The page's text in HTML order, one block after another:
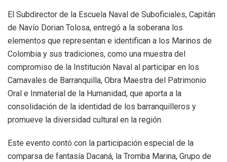
El Subdirector de la Escuela Naval de Suboficiales, Capitán
de Navío Dorian Tolosa, entregó a la soberana los
elementos que representan e identifican a los Marinos de
Colombia y sus tradiciones, como una muestra del
compromiso de la Institución Naval al participar en los
Carnavales de Barranquilla, Obra Maestra del Patrimonio
Oral e Inmaterial de la Humanidad, que aporta a la
consolidación de la identidad de los barranquilleros y
promueve la diversidad cultural en la región.
Este evento contó con la participación especial de la
comparsa de fantasía Dacaná, la Tromba Marina, Grupo de